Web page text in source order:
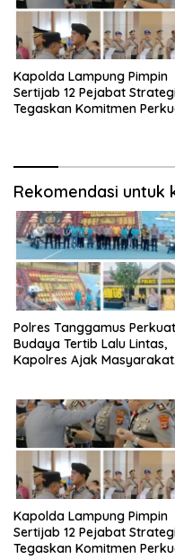
Kapolda Lampung Pimpin
Sertijab 12 Pejabat
Tegaskan Komitmen
Rekomendasi untuk
Polres Tanggamus Perkuat
Budaya Tertib Lalu Lintas,
Kapolres Ajak Masyarakat
Siger Lampung Presisi
Kapolda Lampung Pimpin
Sertijab 12 Pejabat
Tegaskan Komitmen